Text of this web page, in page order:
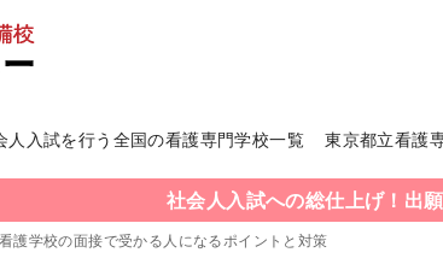
人入試を行う全国の看護専門学校一覧 東京都立看護
社会人入試への総仕上げ！出
看護学校の面接で受かる人になるポイントと対策